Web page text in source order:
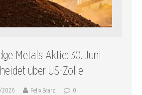
Metals Aktie: 30. Juni
über US-Zölle
2026 Felix Baarz 0